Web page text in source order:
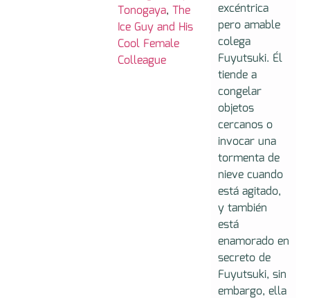
Tonogaya,The
Ice Guy and His
Cool Female
Colleague
excéntrica
pero amable
colega
Fuyutsuki. Él
tiende a
congelar
objetos
cercanos o
invocar una
tormenta de
nieve cuando
está agitado,
y también
está
enamorado en
secreto de
Fuyutsuki, sin
embargo, ella